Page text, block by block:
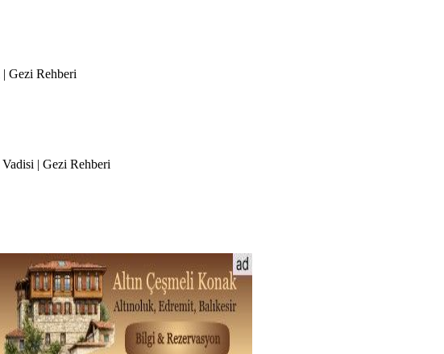
Gezi Rehberi
| Gezi Rehberi